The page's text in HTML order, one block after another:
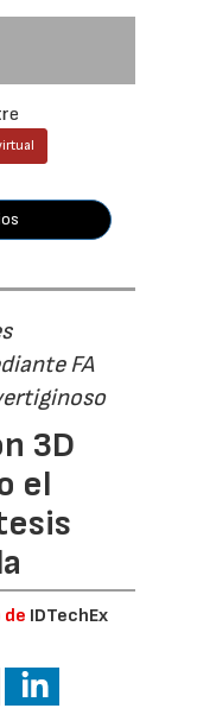
FA
3D
el
IDTechEx